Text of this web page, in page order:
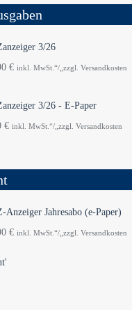
3/26
€ inkl. MwSt.“/„zzgl. Versandkosten
3/26 - E-Paper
€ inkl. MwSt.“/„zzgl. Versandkosten
Anzeiger Jahresabo (e-Paper)
€ inkl. MwSt.“/„zzgl. Versandkosten